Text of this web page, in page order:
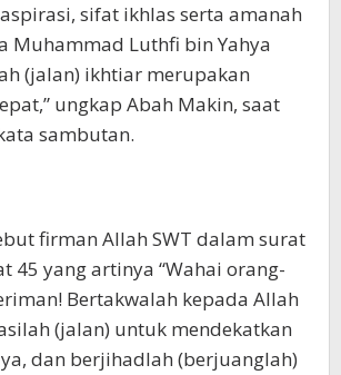
sifat ikhlas serta amanah
Muhammad Luthfi bin Yahya
(jalan) ikhtiar merupakan
ungkap Abah Makin, saat
sambutan.
firman Allah SWT dalam surat
45 yang artinya “Wahai orang-
Bertakwalah kepada Allah
(jalan) untuk mendekatkan
dan berjihadlah (berjuanglah)